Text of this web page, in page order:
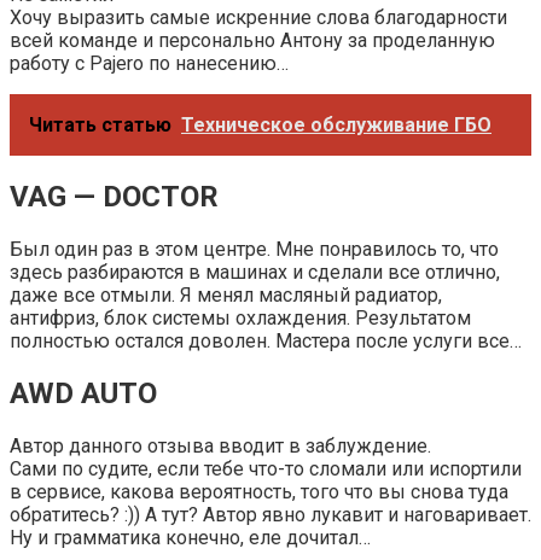
Хочу выразить самые искренние слова благодарности
всей команде и персонально Антону за проделанную
работу с Pajero по нанесению…
Читать статью Техническое обслуживание ГБО
VAG — DOCTOR
Был один раз в этом центре. Мне понравилось то, что
здесь разбираются в машинах и сделали все отлично,
даже все отмыли. Я менял масляный радиатор,
антифриз, блок системы охлаждения. Результатом
полностью остался доволен. Мастера после услуги все…
AWD AUTO
Автор данного отзыва вводит в заблуждение.
Сами по судите, если тебе что-то сломали или испортили
в сервисе, какова вероятность, того что вы снова туда
обратитесь? :)) А тут? Автор явно лукавит и наговаривает.
Ну и грамматика конечно, еле дочитал…